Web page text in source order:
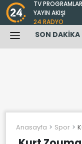
TV
YAYIN AKIŞI
24 RADYO
SON DAKİKA
Anasayfa Spor